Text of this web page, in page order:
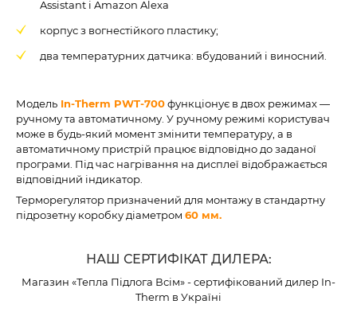
Assistant і Amazon Alexa
корпус з вогнестійкого пластику;
два температурних датчика: вбудований і виносний.
Модель In-Therm PWT-700функціонує в двох режимах —
ручному та автоматичному. У ручному режимі користувач
може в будь-який момент змінити температуру, а в
автоматичному пристрій працює відповідно до заданої
програми. Під час нагрівання на дисплеї відображається
відповідний індикатор.
Терморегулятор призначений для монтажу в стандартну
підрозетну коробку діаметром 60 мм.
НАШ СЕРТИФІКАТ ДИЛЕРА:
Магазин «Тепла Підлога Всім» - сертифікований дилер In-
Therm в Україні